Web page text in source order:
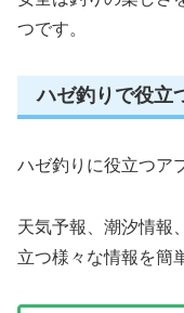
つです。
ハゼ釣りで役立
ハゼ釣りに役立つア
天気予報、潮汐情報
立つ様々な情報を簡